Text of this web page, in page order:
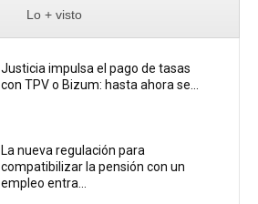
Lo + visto
Justicia impulsa el pago de tasas
con TPV o Bizum: hasta ahora se...
La nueva regulación para
compatibilizar la pensión con un
empleo entra...